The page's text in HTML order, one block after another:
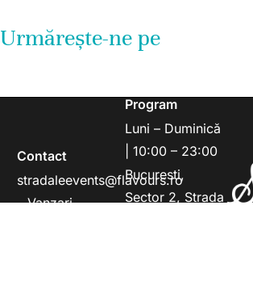
Urmărește-ne pe
Contact
stradaleevents@flavours.ro
– Vanzari
Program
Luni – Duminică
| 10:00 – 23:00
Bucuresti,
Sector 2, Strada